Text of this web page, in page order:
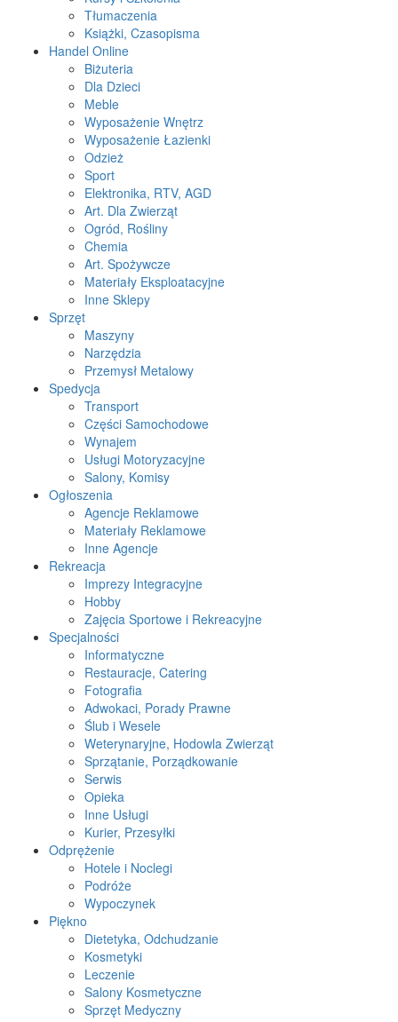
Tłumaczenia
Książki, Czasopisma
Handel Online
Biżuteria
Dla Dzieci
Meble
Wyposażenie Wnętrz
Wyposażenie Łazienki
Odzież
Sport
Elektronika, RTV, AGD
Art. Dla Zwierząt
Ogród, Rośliny
Chemia
Art. Spożywcze
Materiały Eksploatacyjne
Inne Sklepy
Sprzęt
Maszyny
Narzędzia
Przemysł Metalowy
Spedycja
Transport
Części Samochodowe
Wynajem
Usługi Motoryzacyjne
Salony, Komisy
Ogłoszenia
Agencje Reklamowe
Materiały Reklamowe
Inne Agencje
Rekreacja
Imprezy Integracyjne
Hobby
Zajęcia Sportowe i Rekreacyjne
Specjalności
Informatyczne
Restauracje, Catering
Fotografia
Adwokaci, Porady Prawne
Ślub i Wesele
Weterynaryjne, Hodowla Zwierząt
Sprzątanie, Porządkowanie
Serwis
Opieka
Inne Usługi
Kurier, Przesyłki
Odprężenie
Hotele i Noclegi
Podróże
Wypoczynek
Piękno
Dietetyka, Odchudzanie
Kosmetyki
Leczenie
Salony Kosmetyczne
Sprzęt Medyczny